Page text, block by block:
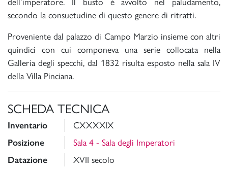
secondo la consuetudine di questo genere di ritratti.
Proveniente dal palazzo di Campo Marzio insieme con altri
quindici con cui componeva una serie collocata nella
Galleria degli specchi, dal 1832 risulta esposto nella sala IV
della Villa Pinciana.
SCHEDA TECNICA
Inventario CXXXXIX
Posizione Sala 4 - Sala degli Imperatori
Datazione XVII secolo